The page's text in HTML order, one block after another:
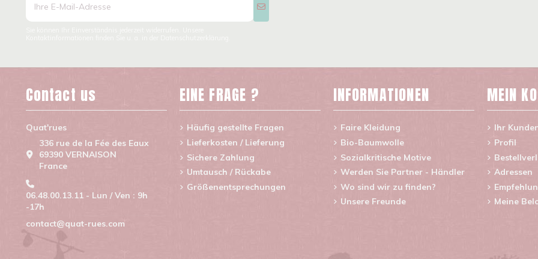
Contact us
Quat'rues
336 rue de la Fée des Eaux
69390 VERNAISON
France
06.48.00.13.11 - Lun / Ven : 9h
-17h
contact@quat-rues.com
EINE FRAGE ?
Häufig gestellte Fragen
Lieferkosten / Lieferung
Sichere Zahlung
Umtausch / Rückabe
Größenentsprechungen
INFORMATIONEN
Faire Kleidung
Bio-Baumwolle
Sozialkritische Motive
Werden Sie Partner - Händler
Wo sind wir zu finden?
Unsere Freunde
MEIN
Ihr
Profil
Adressen
Meine